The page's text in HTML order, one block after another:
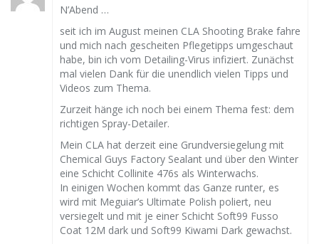
N’Abend …
seit ich im August meinen CLA Shooting Brake fahre
und mich nach gescheiten Pflegetipps umgeschaut
habe, bin ich vom Detailing-Virus infiziert. Zunächst
mal vielen Dank für die unendlich vielen Tipps und
Videos zum Thema.
Zurzeit hänge ich noch bei einem Thema fest: dem
richtigen Spray-Detailer.
Mein CLA hat derzeit eine Grundversiegelung mit
Chemical Guys Factory Sealant und über den Winter
eine Schicht Collinite 476s als Winterwachs.
In einigen Wochen kommt das Ganze runter, es
wird mit Meguiar’s Ultimate Polish poliert, neu
versiegelt und mit je einer Schicht Soft99 Fusso
Coat 12M dark und Soft99 Kiwami Dark gewachst.